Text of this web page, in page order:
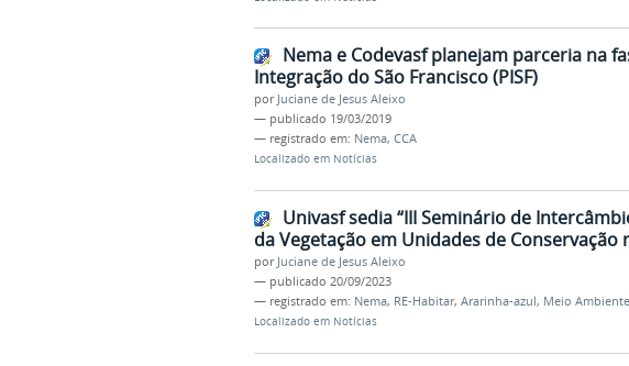
Nema e Codevasf planejam parceria na
Integração do São Francisco (PISF)
por Juciane de Jesus Aleixo
— publicado 19/03/2019
— registrado em: Nema, CCA
Localizado em Notícias
Univasf sedia “III Seminário de
da Vegetação em Unidades de Conservação
por Juciane de Jesus Aleixo
— publicado 20/09/2023
— registrado em: Nema, RE-Habitar, Ararinha-azul, Meio Ambiente
Localizado em Notícias